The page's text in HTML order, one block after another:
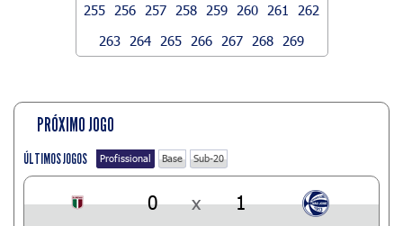
255
256 257 258 259 260 261
262
263
264 265 266 267 268 269
PRÓXIMO JOGO
ÚLTIMOS JOGOS Profissional Base Sub-20
0 x 1